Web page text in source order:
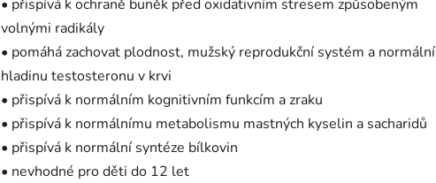
• přispívá k ochraně buněk před oxidativním stresem způsobeným
volnými radikály
• pomáhá zachovat plodnost, mužský reprodukční systém a normální
hladinu testosteronu v krvi
• přispívá k normálním kognitivním funkcím a zraku
• přispívá k normálnímu metabolismu mastných kyselin a sacharidů
• přispívá k normální syntéze bílkovin
• nevhodné pro děti do 12 let